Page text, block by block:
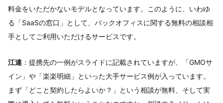
料金をいただかないモデルとなっています。このように、いわゆ
る「SaaSの窓口」として、バックオフィスに関する無料の相談相
手としてご利用いただけるサービスです。
江連 ：提携先の一例がスライドに記載されていますが、「GMOサ
イン」や「楽楽明細」といった大手サービス例が入っています。
まず「どこと契約したらよいか？」という相談が無料、そして実